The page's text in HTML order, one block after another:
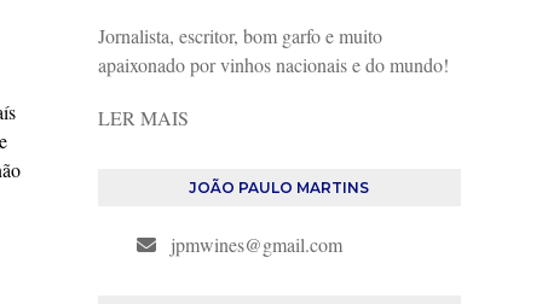
Jornalista, escritor, bom garfo e muito
apaixonado por vinhos nacionais e do mundo!
LER MAIS
JOÃO PAULO MARTINS
jpmwines@gmail.com